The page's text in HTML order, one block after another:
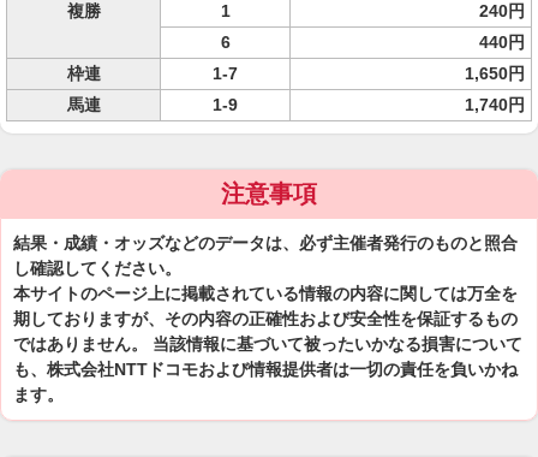
複勝
1
240円
6
440円
枠連
1-7
1,650円
馬連
1-9 1,740円
注意事項
結果・成績・オッズなどのデータは、必ず主催者発行のものと照合
し確認してください。
本サイトのページ上に掲載されている情報の内容に関しては万全を
期しておりますが、その内容の正確性および安全性を保証するもの
ではありません。 当該情報に基づいて被ったいかなる損害について
も、株式会社NTTドコモおよび情報提供者は一切の責任を負いかね
ます。